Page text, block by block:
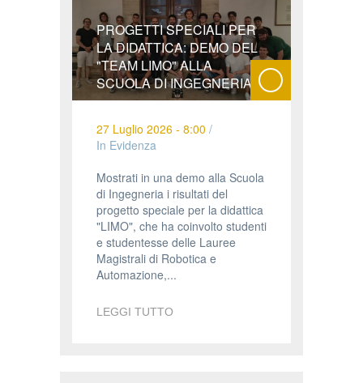
PROGETTI SPECIALI PER
LA DIDATTICA: DEMO DEL
"TEAM LIMO" ALLA
SCUOLA DI INGEGNERIA
27 Luglio 2026 - 8:00 /
In Evidenza
Mostrati in una demo alla Scuola
di Ingegneria i risultati del
progetto speciale per la didattica
"LIMO", che ha coinvolto studenti
e studentesse delle Lauree
Magistrali di Robotica e
Automazione,...
LEGGI TUTTO